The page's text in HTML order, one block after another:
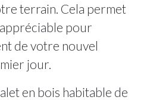
terrain. Cela permet
pour
de votre nouvel
jour.
en bois habitable de